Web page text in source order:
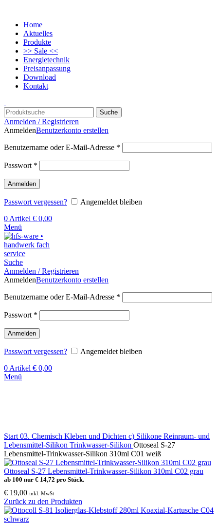
Home
Aktuelles
Produkte
>> Sale <<
Energietechnik
Preisanpassung
Download
Kontakt
Suche
Anmelden / Registrieren
AnmeldenBenutzerkonto erstellen
Benutzername oder E-Mail-Adresse *
Passwort *
Anmelden
Passwort vergessen?
Angemeldet bleiben
0 Artikel € 0,00
Menü
Suche
Anmelden / Registrieren
AnmeldenBenutzerkonto erstellen
Benutzername oder E-Mail-Adresse *
Passwort *
Anmelden
Passwort vergessen?
Angemeldet bleiben
0 Artikel € 0,00
Menü
Start 03. Chemisch Kleben und Dichten c) Silikone Reinraum- und
Lebensmittel-Silikon Trinkwasser-Silikon Ottoseal S-27
Lebensmittel-Trinkwasser-Silikon 310ml C01 weiß
Ottoseal S-27 Lebensmittel-Trinkwasser-Silikon 310ml C02 grau
ab 100 nur € 14,72 pro Stück.
€ 19,00 inkl. MwSt
Zurück zu den Produkten